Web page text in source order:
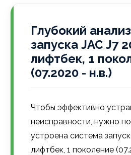
Глубокий
запуска JAC J7
лифтбек, 1
(07.2020 - н.в.)
Чтобы эффективно
неисправности, нужно
устроена система
лифтбек, 1 поколение